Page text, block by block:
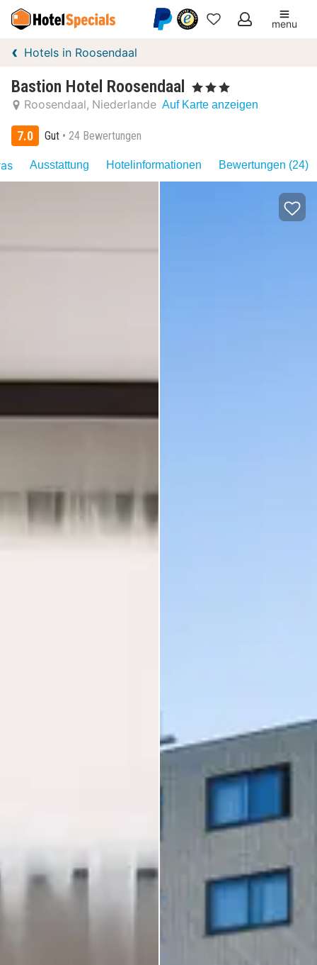
Meine
menu
Hotels in Roosendaal
Bastion Hotel Roosendaal , 3 Sterne
Roosendaal Niederlande Auf Karte anzeigen
7.0 Gut 24 Bewertungen
Ausstattung Hotelinformationen Bewertungen (24)